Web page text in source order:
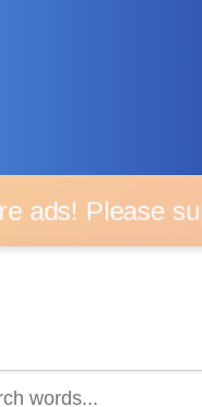
ads! Please